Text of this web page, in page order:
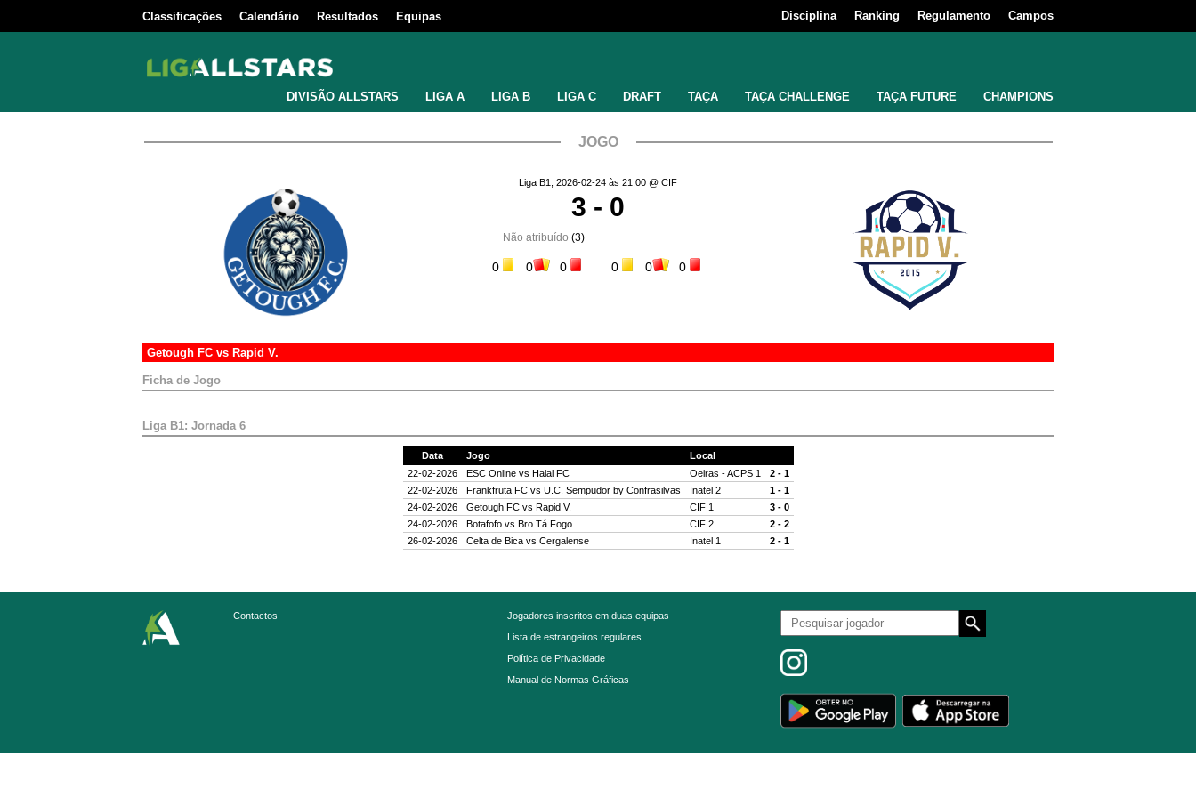
Classificações Calendário Resultados Equipas Disciplina Ranking Regulamento Campos
DIVISÃO ALLSTARS LIGA A LIGA B LIGA C DRAFT TAÇA TAÇA CHALLENGE TAÇA FUTURE CHAMPIONS
JOGO
Liga B1, 2026-02-24 às 21:00 @ CIF
3 - 0
Não atribuído (3)
0 0 0 0 0 0
Getough FC vs Rapid V.
Ficha de Jogo
Liga B1: Jornada 6
Data Jogo
Local
22-02-2026
ESC Onlinevs Halal FC Oeiras - ACPS 1
2 - 1
22-02-2026
Frankfruta FCvs U.C. Sempudor by Confrasilvas Inatel 2
1 - 1
24-02-2026
Getough FCvs Rapid V. CIF 1
3 - 0
24-02-2026
Botafofovs Bro Tá Fogo CIF 2
2 - 2
26-02-2026
Celta de Bicavs Cergalense Inatel 1 2 - 1
Contactos
Jogadores inscritos em duas equipas
Lista de estrangeiros regulares
Política de Privacidade
Manual de Normas Gráficas